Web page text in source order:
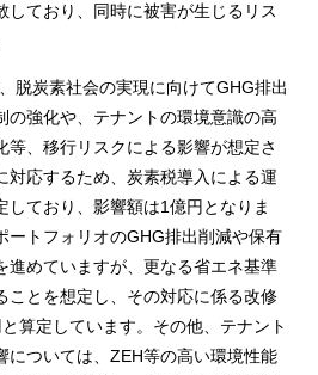
しており、同時に被害が生じるリス
脱炭素社会の実現に向けてGHG排出
の強化や、テナントの環境意識の高
等、移行リスクによる影響が想定さ
対応するため、炭素税導入による運
しており、影響額は1億円となりま
ートフォリオのGHG排出削減や保有
進めていますが、更なる省エネ基準
ことを想定し、その対応に係る改修
算定しています。その他、テナント
については、ZEH等の高い環境性能